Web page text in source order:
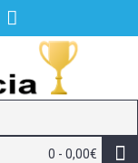
0 - 0,00€